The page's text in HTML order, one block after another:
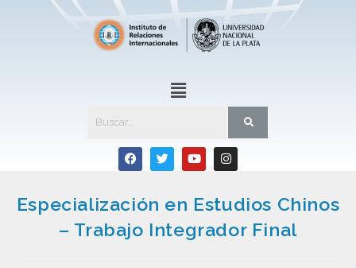
Especialización en Estudios Chinos
– Trabajo Integrador Final